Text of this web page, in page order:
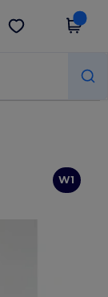
Scarica app
W1